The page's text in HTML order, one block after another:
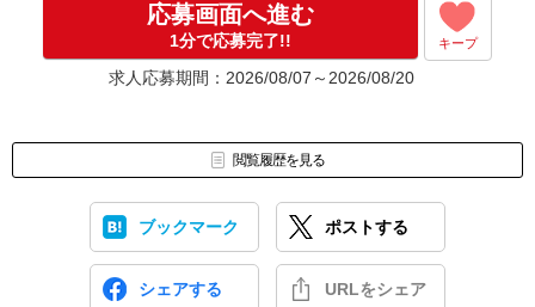
応募画面へ進む
1分で応募完了!! キープ
求人応募期間：2026/08/07～2026/08/20
閲覧履歴を見る
ブックマーク ポストする
シェアする URLをシェア